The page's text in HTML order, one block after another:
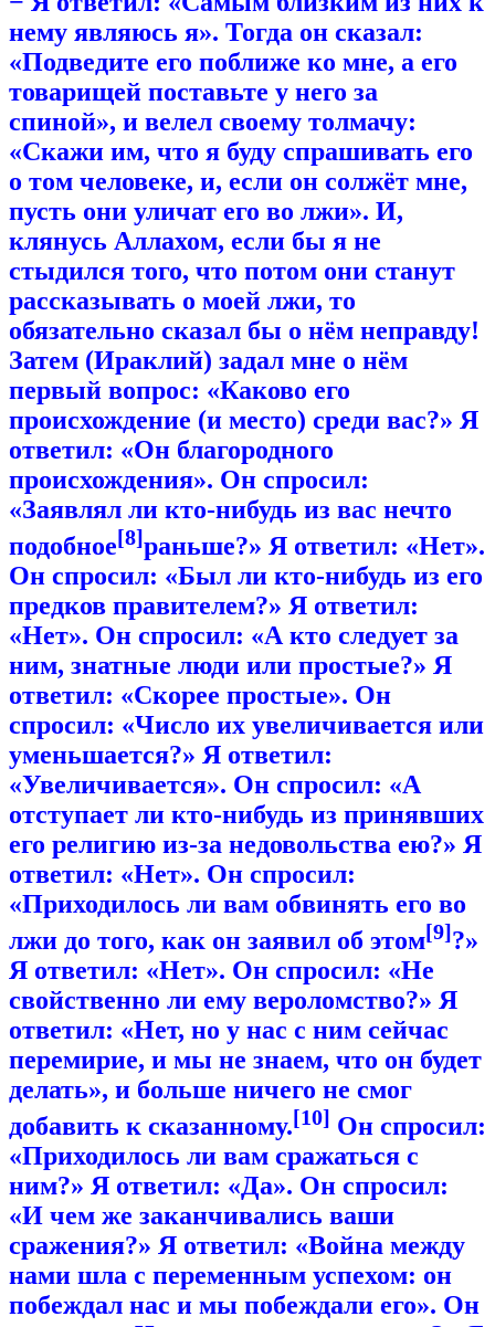
нему являюсь я». Тогда он сказал:
«Подведите его поближе ко мне, а его
товарищей поставьте у него за
спиной», и велел своему толмачу:
«Скажи им, что я буду спрашивать его
о том человеке, и, если он солжёт мне,
пусть они уличат его во лжи». И,
клянусь Аллахом, если бы я не
стыдился того, что потом они станут
рассказывать о моей лжи, то
обязательно сказал бы о нём неправду!
Затем (Ираклий) задал мне о нём
первый вопрос: «Каково его
происхождение (и место) среди вас?» Я
ответил: «Он благородного
происхождения». Он спросил:
«Заявлял ли кто-нибудь из вас нечто
подобное[8]раньше?» Я ответил: «Нет».
Он спросил: «Был ли кто-нибудь из его
предков правителем?» Я ответил:
«Нет». Он спросил: «А кто следует за
ним, знатные люди или простые?» Я
ответил: «Скорее простые». Он
спросил: «Число их увеличивается или
уменьшается?» Я ответил:
«Увеличивается». Он спросил: «А
отступает ли кто-нибудь из принявших
его религию из-за недовольства ею?» Я
ответил: «Нет». Он спросил:
«Приходилось ли вам обвинять его во
лжи до того, как он заявил об этом[9]?»
Я ответил: «Нет». Он спросил: «Не
свойственно ли ему вероломство?» Я
ответил: «Нет, но у нас с ним сейчас
перемирие, и мы не знаем, что он будет
делать», и больше ничего не смог
добавить к сказанному.[10] Он спросил:
«Приходилось ли вам сражаться с
ним?» Я ответил: «Да». Он спросил:
«И чем же заканчивались ваши
сражения?» Я ответил: «Война между
нами шла с переменным успехом: он
побеждал нас и мы побеждали его». Он